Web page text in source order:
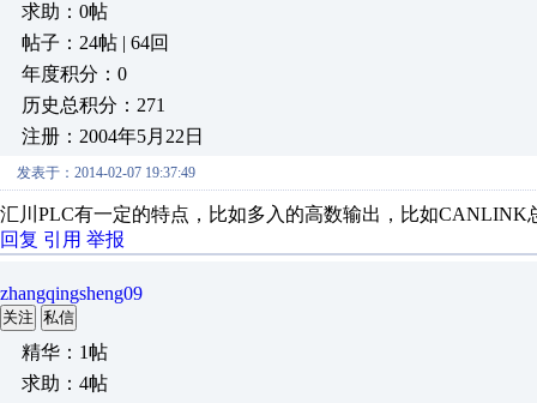
求助：0帖
帖子：24帖 | 64回
年度积分：0
历史总积分：271
注册：2004年5月22日
发表于：2014-02-07 19:37:49
汇川PLC有一定的特点，比如多入的高数输出，比如CANLINK
回复 引用 举报
zhangqingsheng09
关注 私信
精华：1帖
求助：4帖